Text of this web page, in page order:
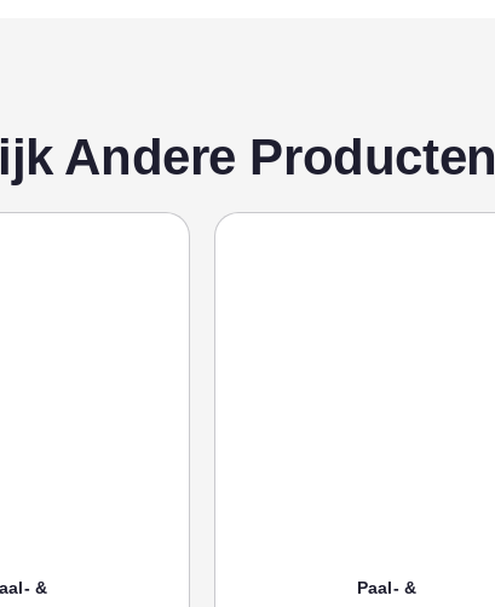
Andere Producten
&
Paal- &